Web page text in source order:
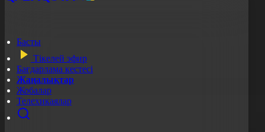
Басты
Тікелей эфир
Бағдарлама кестесі
Жаңалықтар
Жобалар
Телехикаялар